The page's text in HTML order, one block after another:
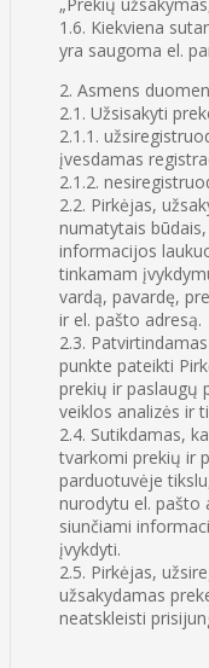
1.6. Kiekviena
yra saugoma el.
2. Asmens
2.1. Užsisakyti
2.1.1.
įvesdamas
2.1.2.
2.2. Pirkėjas,
numatytais
informacijos
tinkamam
vardą, pavardę,
ir el. pašto adresą.
2.3.
punkte pateikti
prekių ir paslaugų
veiklos analizės ir
2.4. Sutikdamas,
tvarkomi prekių ir
parduotuvėje
nurodytu el. pašto
siunčiami
įvykdyti.
2.5. Pirkėjas,
užsakydamas
neatskleisti